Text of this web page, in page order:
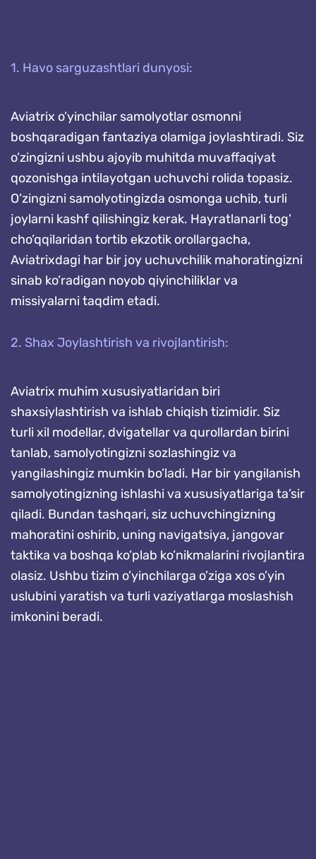
1. Havo sarguzashtlari dunyosi:
Aviatrix o’yinchilar samolyotlar osmonni
boshqaradigan fantaziya olamiga joylashtiradi. Siz
o’zingizni ushbu ajoyib muhitda muvaffaqiyat
qozonishga intilayotgan uchuvchi rolida topasiz.
O’zingizni samolyotingizda osmonga uchib, turli
joylarni kashf qilishingiz kerak. Hayratlanarli tog’
cho’qqilaridan tortib ekzotik orollargacha,
Aviatrixdagi har bir joy uchuvchilik mahoratingizni
sinab ko’radigan noyob qiyinchiliklar va
missiyalarni taqdim etadi.
2. Shax Joylashtirish va rivojlantirish:
Aviatrix muhim xususiyatlaridan biri
shaxsiylashtirish va ishlab chiqish tizimidir. Siz
turli xil modellar, dvigatellar va qurollardan birini
tanlab, samolyotingizni sozlashingiz va
yangilashingiz mumkin bo’ladi. Har bir yangilanish
samolyotingizning ishlashi va xususiyatlariga ta’sir
qiladi. Bundan tashqari, siz uchuvchingizning
mahoratini oshirib, uning navigatsiya, jangovar
taktika va boshqa ko’plab ko’nikmalarini rivojlantira
olasiz. Ushbu tizim o’yinchilarga o’ziga xos o’yin
uslubini yaratish va turli vaziyatlarga moslashish
imkonini beradi.